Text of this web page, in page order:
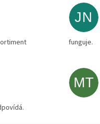
JN
funguje.
MT